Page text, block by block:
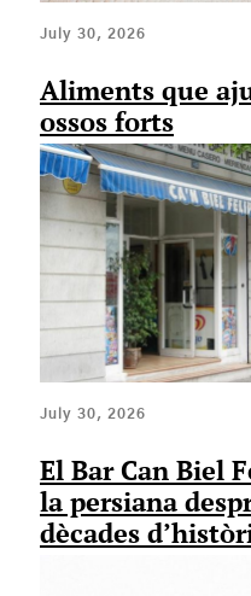
July 30, 2026
Aliments que
ossos forts
July 30, 2026
El Bar Can Biel
la persiana
dècades